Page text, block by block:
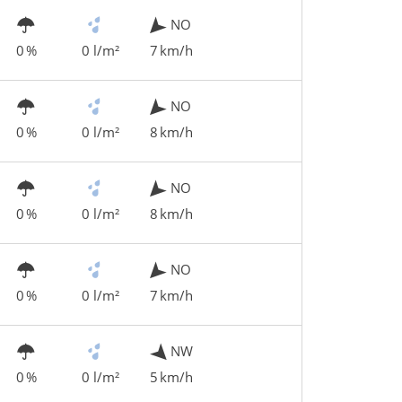
0 % 0 l/m²
NO
7 km/h
0 % 0 l/m²
NO
8 km/h
0 % 0 l/m²
NO
8 km/h
0 % 0 l/m²
NO
7 km/h
0 % 0 l/m²
NW
5 km/h